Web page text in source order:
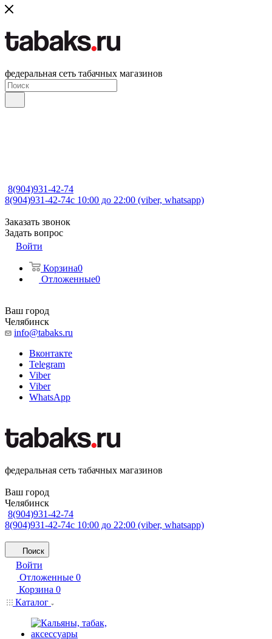
федеральная сеть табачных магазинов
8(904)931-42-74
8(904)931-42-74с 10:00 до 22:00 (viber, whatsapp)
Заказать звонок
Задать вопрос
Войти
Корзина0
Отложенные0
Ваш город
Челябинск
info@tabaks.ru
Вконтакте
Telegram
Viber
Viber
WhatsApp
федеральная сеть табачных магазинов
Ваш город
Челябинск
8(904)931-42-74
8(904)931-42-74с 10:00 до 22:00 (viber, whatsapp)
Поиск
Войти
Отложенные 0
Корзина 0
Каталог